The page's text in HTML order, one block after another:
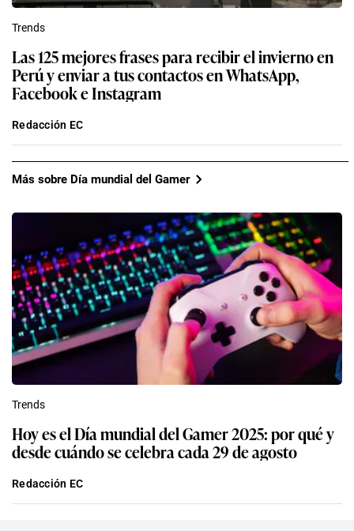
Trends
Las 125 mejores frases para recibir el invierno en
Perú y enviar a tus contactos en WhatsApp,
Facebook e Instagram
Redacción EC
Más sobre Día mundial del Gamer
Trends
Hoy es el Día mundial del Gamer 2025: por qué y
desde cuándo se celebra cada 29 de agosto
Redacción EC